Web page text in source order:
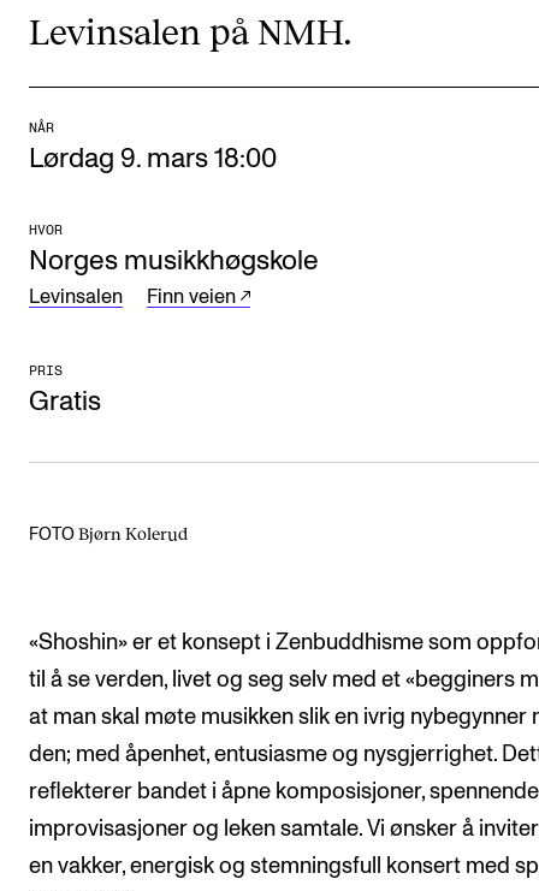
INTERNASJONALT
IN.TUNE
AKTUELT
Nyheter og historier
INFO
Levinsalen på NMH.
NÅR
Lørdag 9. mars 18:00
HVOR
Norges musikkhøgskole
Levinsalen Finn veien
PRIS
Gratis
FOTO Bjørn Kolerud
«Shoshin» er et konsept i Zenbuddhisme som
til å se verden, livet og seg selv med et «begginers
at man skal møte musikken slik en ivrig nybegynner
den; med åpenhet, entusiasme og nysgjerrighet.
reflekterer bandet i åpne komposisjoner, spennende
improvisasjoner og leken samtale. Vi ønsker å
en vakker, energisk og stemningsfull konsert med